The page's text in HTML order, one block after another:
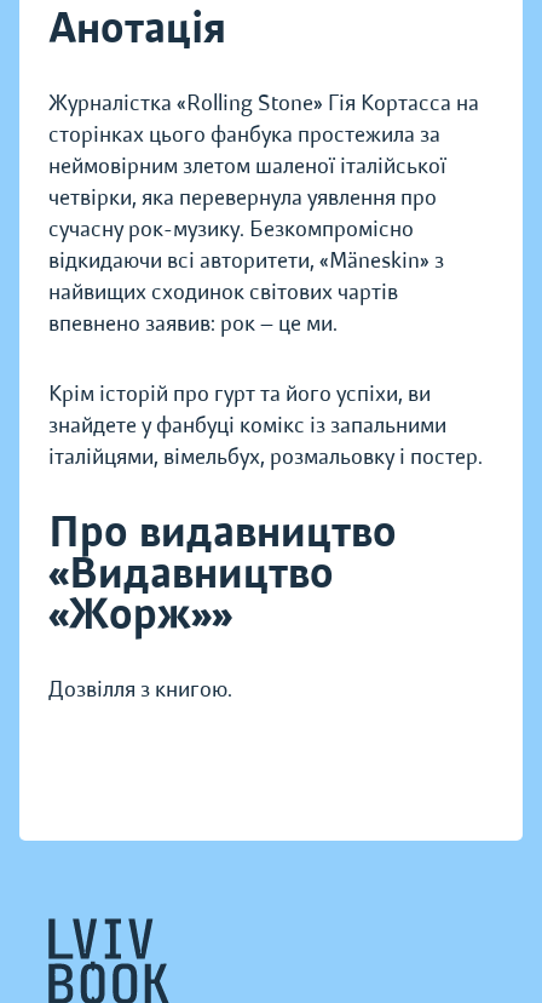
Анотація
Журналістка «Rolling Stone» Гія Кортасса на
сторінках цього фанбука простежила за
неймовірним злетом шаленої італійської
четвірки, яка перевернула уявлення про
сучасну рок-музику. Безкомпромісно
відкидаючи всі авторитети, «Mäneskin» з
найвищих сходинок світових чартів
впевнено заявив: рок — це ми.
Крім історій про гурт та його успіхи, ви
знайдете у фанбуці комікс із запальними
італійцями, вімельбух, розмальовку і постер.
Про видавництво
«Видавництво
«Жорж»»
Дозвілля з книгою.